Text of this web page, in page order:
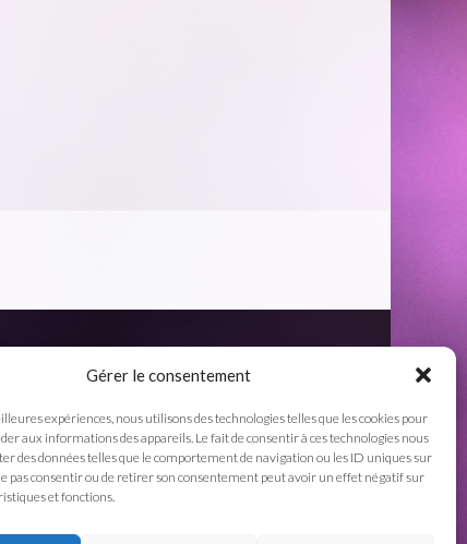
Gérer le consentement
expériences, nous utilisons des technologies telles que les cookies pour
aux informations des appareils. Le fait de consentir à ces technologies nous
des données telles que le comportement de navigation ou les ID uniques sur
pas consentir ou de retirer son consentement peut avoir un effet négatif sur
et fonctions.